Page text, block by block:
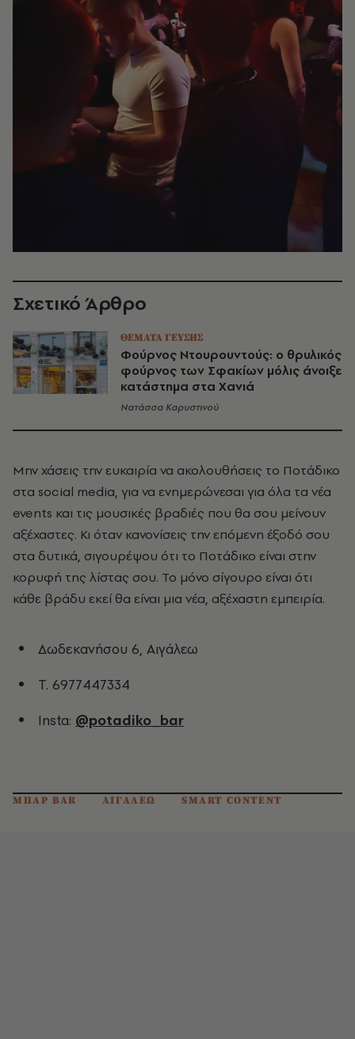
Σχετικό Άρθρο
ΘΕΜΑΤΑ ΓΕΥΣΗΣ
Φούρνος Ντουρουντούς: ο θρυλικός
φούρνος των Σφακίων μόλις άνοιξε
κατάστημα στα Χανιά
Νατάσσα Καρυστινού
Μην χάσεις την ευκαιρία να ακολουθήσεις το Ποτάδικο
στα social media, για να ενημερώνεσαι για όλα τα νέα
events και τις μουσικές βραδιές που θα σου μείνουν
αξέχαστες. Κι όταν κανονίσεις την επόμενη έξοδό σου
στα δυτικά, σιγουρέψου ότι το Ποτάδικο είναι στην
κορυφή της λίστας σου. Το μόνο σίγουρο είναι ότι
κάθε βράδυ εκεί θα είναι μια νέα, αξέχαστη εμπειρία.
Δωδεκανήσου 6, Αιγάλεω
Τ. 6977447334
Insta: @potadiko_bar
ΜΠΑΡ BAR ΑΙΓΑΛΕΩ SMART CONTENT